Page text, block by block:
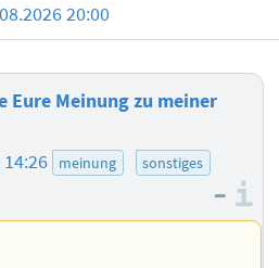
20:00
Eure Meinung zu meiner
meinung sonstiges
–